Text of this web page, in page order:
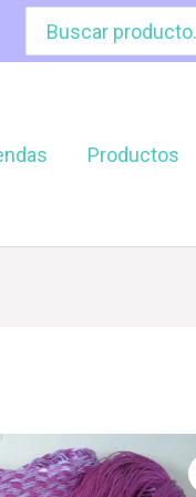
por:
Productos